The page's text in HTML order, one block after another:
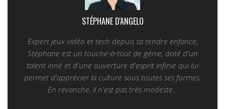
STÉPHANE D'ANGELO
Expert jeux vidéo et tech depuis sa tendre enfance,
Stéphane est un touche-à-tout de génie, doté d'un
talent inné et d'une ouverture d'esprit infinie qui lui
permet d'apprécier la culture sous toutes ses formes.
En revanche, il n'est pas très modeste...